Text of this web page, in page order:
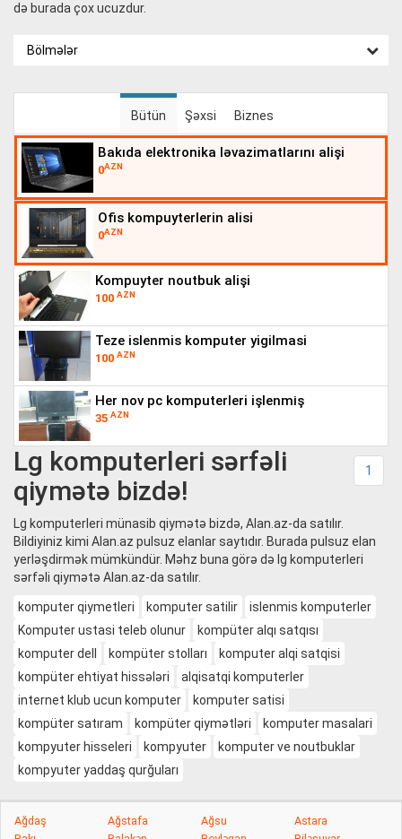
də burada çox ucuzdur.
Bölmələr
Bütün Şəxsi Biznes
bakıda elektronika ləvazimatlarını alişi
0AZN
ofis kompuyterlerin alisi
0AZN
kompuyter noutbuk alişi
100 AZN
teze islenmis komputer yigilmasi
100 AZN
her nov pc komputerleri işlenmi̇ş
35 AZN
1
Lg komputerleri sərfəli
qiymətə bizdə!
Lg komputerleri münasib qiymətə bizdə, Alan.az-da satılır.
Bildiyiniz kimi Alan.az pulsuz elanlar saytıdır. Burada pulsuz elan
yerləşdirmək mümkündür. Məhz buna görə də lg komputerleri
sərfəli qiymətə Alan.az-da satılır.
komputer qiymetleri komputer satilir
islenmis komputerler
Komputer ustasi teleb olunur
kompüter alqı satqısı
komputer dell
kompüter stolları
komputer alqi satqisi
kompüter ehtiyat hissələri
alqisatqi komputerler
internet klub ucun komputer
komputer satisi
kompüter satıram
kompüter qiymətləri
komputer masalari
kompyuter hisseleri
kompyuter
komputer ve noutbuklar
kompyuter yaddaş qurğuları
Ağdaş Ağstafa Ağsu
Astara